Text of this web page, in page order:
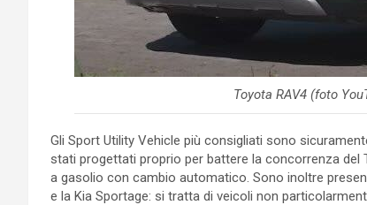
Toyota RAV4 (foto
Gli Sport Utility Vehicle più consigliati sono
stati progettati proprio per battere la concorrenza del
a gasolio con cambio automatico. Sono inoltre
e la Kia Sportage: si tratta di veicoli non